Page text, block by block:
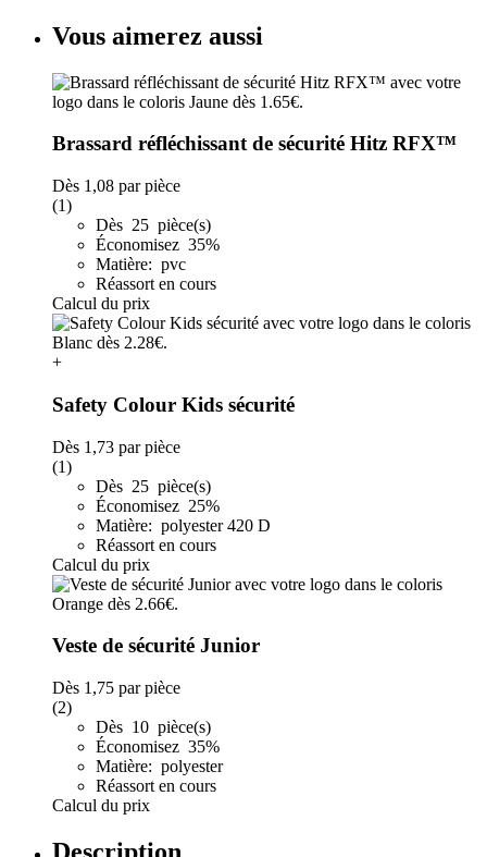
Vous aimerez aussi
Brassard réfléchissant de sécurité Hitz RFX™
Dès 1,08 par pièce
(1)
Dès 25 pièce(s)
Économisez 35%
Matière: pvc
Réassort en cours
Calcul du prix
+
Safety Colour Kids sécurité
Dès 1,73 par pièce
(1)
Dès 25 pièce(s)
Économisez 25%
Matière: polyester 420 D
Réassort en cours
Calcul du prix
Veste de sécurité Junior
Dès 1,75 par pièce
(2)
Dès 10 pièce(s)
Économisez 35%
Matière: polyester
Réassort en cours
Calcul du prix